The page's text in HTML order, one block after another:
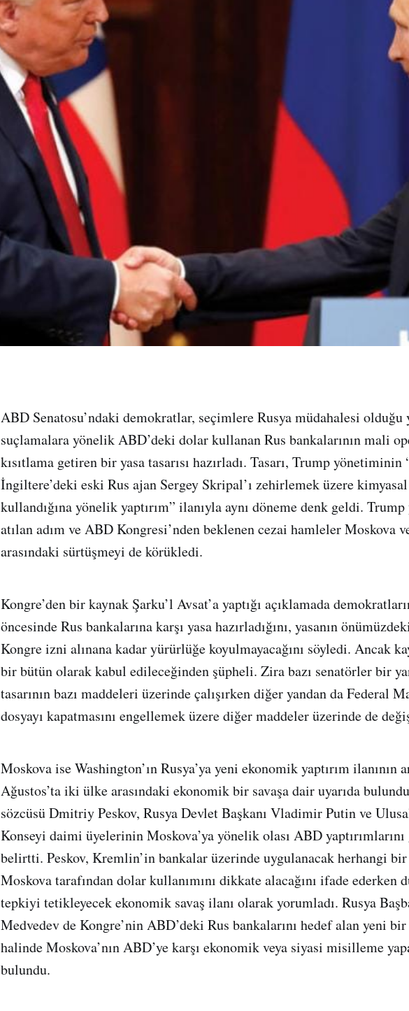
ABD Senatosu’ndaki demokratlar, seçimlere Rusya müdahalesi olduğu
suçlamalara yönelik ABD’deki dolar kullanan Rus bankalarının mali
kısıtlama getiren bir yasa tasarısı hazırladı. Tasarı, Trump yönetiminin
İngiltere’deki eski Rus ajan Sergey Skripal’ı zehirlemek üzere
kullandığına yönelik yaptırım” ilanıyla aynı döneme denk geldi.
atılan adım ve ABD Kongresi’nden beklenen cezai hamleler Moskova
arasındaki sürtüşmeyi de körükledi.
Kongre’den bir kaynak Şarku’l Avsat’a yaptığı açıklamada
öncesinde Rus bankalarına karşı yasa hazırladığını, yasanın
Kongre izni alınana kadar yürürlüğe koyulmayacağını söyledi. Ancak
bir bütün olarak kabul edileceğinden şüpheli. Zira bazı senatörler bir
tasarının bazı maddeleri üzerinde çalışırken diğer yandan da Federal
dosyayı kapatmasını engellemek üzere diğer maddeler üzerinde de
Moskova ise Washington’ın Rusya’ya yeni ekonomik yaptırım ilanının
Ağustos’ta iki ülke arasındaki ekonomik bir savaşa dair uyarıda
sözcüsü Dmitriy Peskov, Rusya Devlet Başkanı Vladimir Putin ve
Konseyi daimi üyelerinin Moskova’ya yönelik olası ABD
belirtti. Peskov, Kremlin’in bankalar üzerinde uygulanacak herhangi bir
Moskova tarafından dolar kullanımını dikkate alacağını ifade ederken
tepkiyi tetikleyecek ekonomik savaş ilanı olarak yorumladı. Rusya
Medvedev de Kongre’nin ABD’deki Rus bankalarını hedef alan yeni bir
halinde Moskova’nın ABD’ye karşı ekonomik veya siyasi misilleme
bulundu.